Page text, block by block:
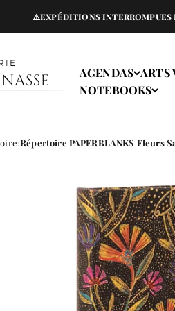
⚠️EXPÉDITIONS INTERROMPUES DU
AGENDAS ARTS
NOTEBOOKS
Répertoire PAPERBLANKS Fleurs